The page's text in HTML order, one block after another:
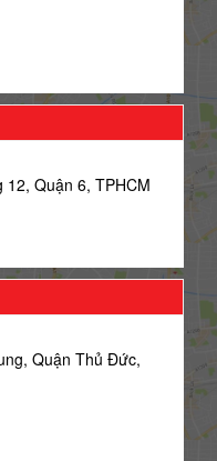
12, Quận 6, TPHCM
Quận Thủ Đức,